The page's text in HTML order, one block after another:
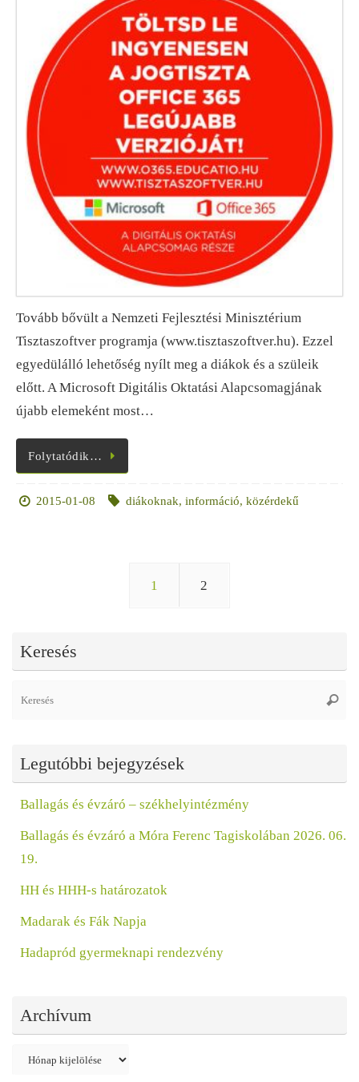
Tovább bővült a Nemzeti Fejlesztési Minisztérium
Tisztaszoftver programja (www.tisztaszoftver.hu). Ezzel
egyedülálló lehetőség nyílt meg a diákok és a szüleik
előtt. A Microsoft Digitális Oktatási Alapcsomagjának
újabb elemeként most…
Folytatódik…
2015-01-08 diákoknak, információ, közérdekű
1 2
Keresés
Legutóbbi bejegyzések
Ballagás és évzáró – székhelyintézmény
Ballagás és évzáró a Móra Ferenc Tagiskolában 2026. 06.
19.
HH és HHH-s határozatok
Madarak és Fák Napja
Hadapród gyermeknapi rendezvény
Archívum
Archívum